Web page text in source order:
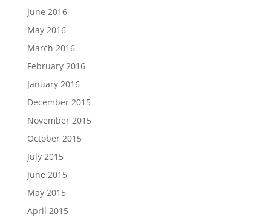
June 2016
May 2016
March 2016
February 2016
January 2016
December 2015
November 2015
October 2015
July 2015
June 2015
May 2015
April 2015